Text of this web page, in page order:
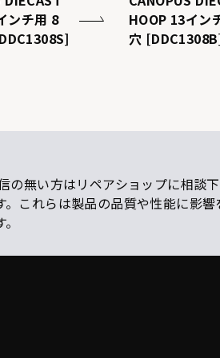
ンチ用 8
HOOP 13イン
穴
無い方はリペアショップに相談下
これらは製品の品質や性能に影響